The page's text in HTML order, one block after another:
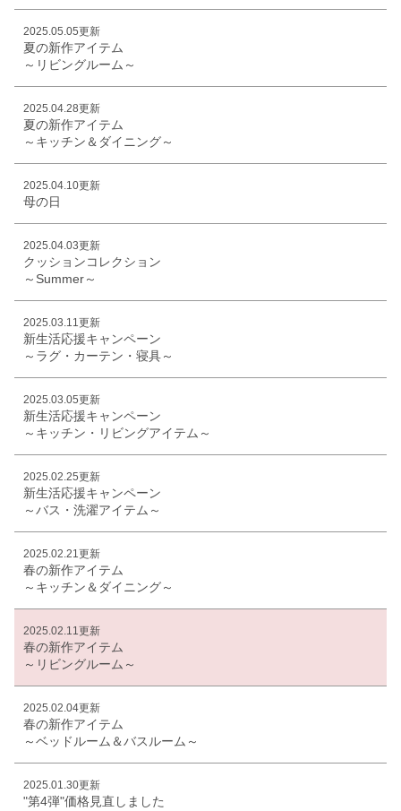
2025.05.05更新
夏の新作アイテム
～リビングルーム～
2025.04.28更新
夏の新作アイテム
～キッチン＆ダイニング～
2025.04.10更新
母の日
2025.04.03更新
クッションコレクション
～Summer～
2025.03.11更新
新生活応援キャンペーン
～ラグ・カーテン・寝具～
2025.03.05更新
新生活応援キャンペーン
～キッチン・リビングアイテム～
2025.02.25更新
新生活応援キャンペーン
～バス・洗濯アイテム～
2025.02.21更新
春の新作アイテム
～キッチン＆ダイニング～
2025.02.11更新
春の新作アイテム
～リビングルーム～
2025.02.04更新
春の新作アイテム
～ベッドルーム＆バスルーム～
2025.01.30更新
"第4弾"価格見直しました